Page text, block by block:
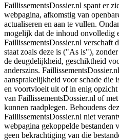
FaillissementsDossier.nl spant er
webpagina, afkomstig van
actualiseren en aan te vullen.
mogelijk dat de inhoud onvolledig
FaillissementsDossier.nl verschaft
staat zoals deze is ("As is"),
de deugdelijkheid, geschiktheid
anderszins.
aansprakelijkheid voor schade die
en voortvloeit uit of in enig
van FaillissementsDossier.nl of
kunnen raadplegen. Behoudens
FaillissementsDossier.nl niet
webpagina gekoppelde bestanden
geen bekrachtiging van die